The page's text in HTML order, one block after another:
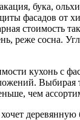
бука,
фасадов
стоимость
реже сосна.
кухонь с
чем